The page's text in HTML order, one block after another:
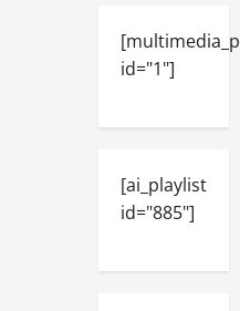
id="1"]
[ai_playlist
id="885"]